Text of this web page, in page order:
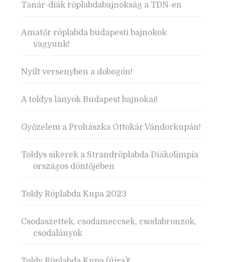
Tanár-diák röplabdabajnokság a TDN-en
Amatőr röplabda budapesti bajnokok
vagyunk!
Nyílt versenyben a dobogón!
A toldys lányok Budapest bajnokai!
Győzelem a Prohászka Ottokár Vándorkupán!
Toldys sikerek a Strandröplabda Diákolimpia
országos döntőjében
Toldy Röplabda Kupa 2023
Csodaszettek, csodameccsek, csodabronzok,
csodalányok